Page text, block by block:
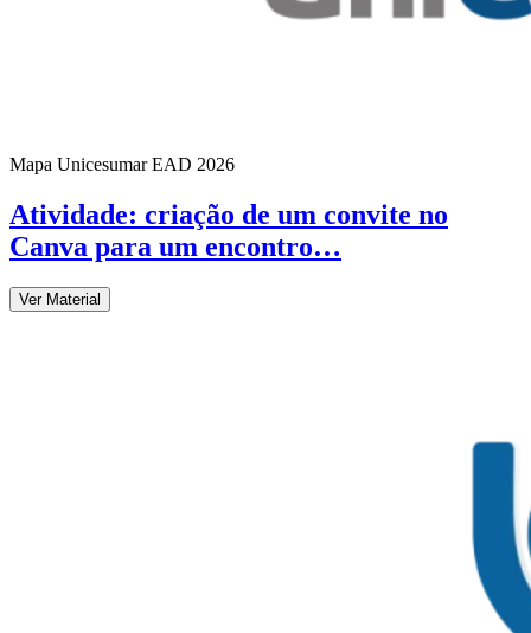
Mapa Unicesumar EAD 2026
Atividade: criação de um convite no
Canva para um encontro…
Ver Material